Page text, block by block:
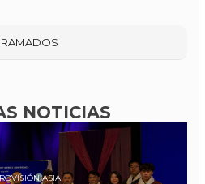
NOTICIAS
ASIA